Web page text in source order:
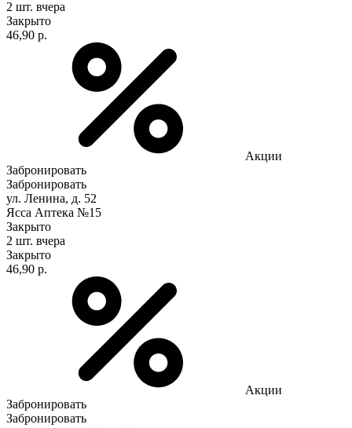
2 шт. вчера
Закрыто
46,90 р.
Акции
Забронировать
Забронировать
ул. Ленина, д. 52
Ясса Аптека №15
Закрыто
2 шт. вчера
Закрыто
46,90 р.
Акции
Забронировать
Забронировать